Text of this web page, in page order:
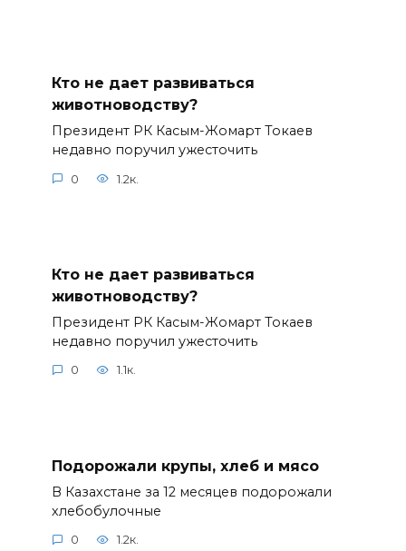
Кто не дает развиваться
животноводству?
Президент РК Касым-Жомарт Токаев
недавно поручил ужесточить
0 1.2к.
Кто не дает развиваться
животноводству?
Президент РК Касым-Жомарт Токаев
недавно поручил ужесточить
0 1.1к.
Подорожали крупы, хлеб и мясо
В Казахстане за 12 месяцев подорожали
хлебобулочные
0 1.2к.